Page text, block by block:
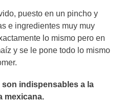
puesto en un pincho y
e ingredientes muy muy
lo mismo pero en
y se le pone todo lo mismo
indispensables a la
mexicana.